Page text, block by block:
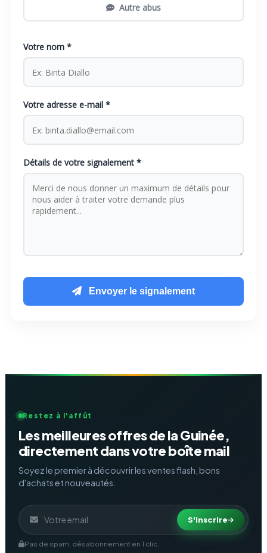
Autre abus
Votre nom *
Votre adresse e-mail *
Détails de votre signalement *
Envoyer le signalement
Restez à l'affût
Les meilleures offres de la Guinée,
directement dans votre boîte mail
Soyez le premier à découvrir les ventes flash, bons
d'achats et nouveautés.
S'inscrire
Pas de spam, désabonnement en 1 clic.